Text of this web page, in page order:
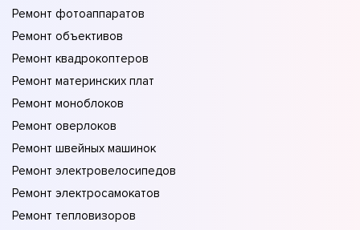
Ремонт фотоаппаратов
Ремонт объективов
Ремонт квадрокоптеров
Ремонт материнских плат
Ремонт моноблоков
Ремонт оверлоков
Ремонт швейных машинок
Ремонт электровелосипедов
Ремонт электросамокатов
Ремонт тепловизоров